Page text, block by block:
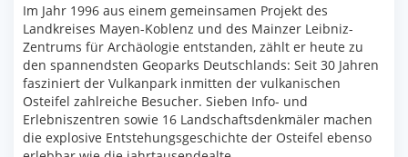
Im Jahr 1996 aus einem gemeinsamen Projekt des
Landkreises Mayen-Koblenz und des Mainzer Leibniz-
Zentrums für Archäologie entstanden, zählt er heute zu
den spannendsten Geoparks Deutschlands: Seit 30 Jahren
fasziniert der Vulkanpark inmitten der vulkanischen
Osteifel zahlreiche Besucher. Sieben Info- und
Erlebniszentren sowie 16 Landschaftsdenkmäler machen
die explosive Entstehungsgeschichte der Osteifel ebenso